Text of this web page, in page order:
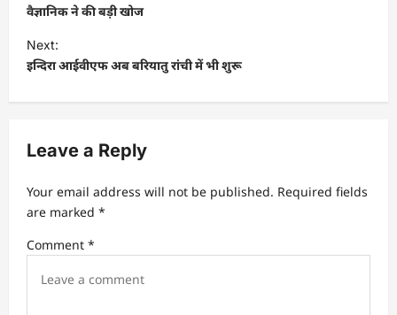
s
t
n
a
i
a
i
वैज्ञानिक ने की बड़ी खोज
Next:
इन्दिरा आईवीएफ अब बरियातु रांची में भी शुरू
Leave a Reply
Your email address will not be published. Required fields
are marked *
Comment *